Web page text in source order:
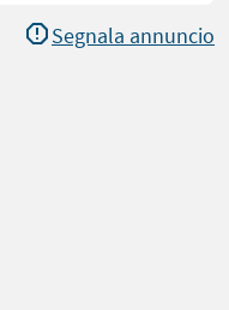
Segnala annuncio